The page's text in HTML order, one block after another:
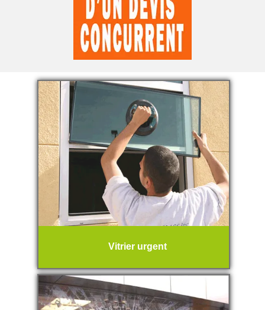
Vitrier urgent